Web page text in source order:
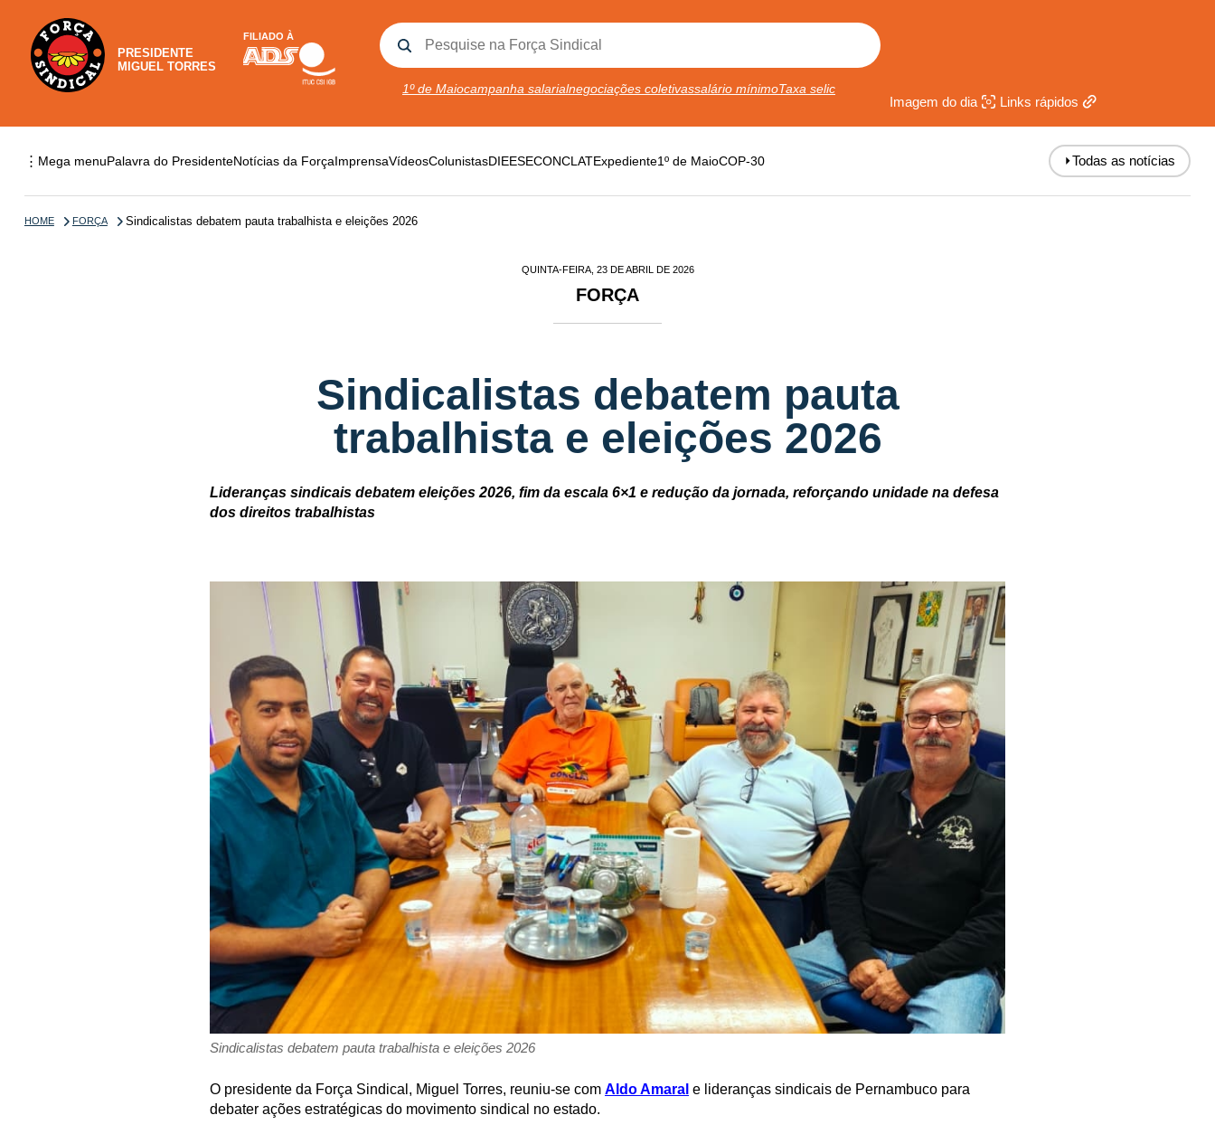
PRESIDENTE
MIGUEL TORRES
FILIADO À
1º de Maiocampanha salarialnegociações coletivassalário mínimoTaxa selic
Imagem do dia Links rápidos
⋮ Mega menuPalavra do PresidenteNotícias da ForçaImprensaVídeosColunistasDIEESECONCLATExpediente1º de MaioCOP-30 ⏵Todas as notícias
HOME FORÇA Sindicalistas debatem pauta trabalhista e eleições 2026
QUINTA-FEIRA, 23 DE ABRIL DE 2026
FORÇA
Sindicalistas debatem pauta
trabalhista e eleições 2026
Lideranças sindicais debatem eleições 2026, fim da escala 6×1 e redução da jornada, reforçando unidade na defesa
dos direitos trabalhistas
Sindicalistas debatem pauta trabalhista e eleições 2026
O presidente da Força Sindical, Miguel Torres, reuniu-se com Aldo Amaral e lideranças sindicais de Pernambuco para
debater ações estratégicas do movimento sindical no estado.